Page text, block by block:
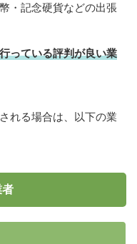
・記念硬貨などの出張
っている評判が良い業
れる場合は、以下の業
者